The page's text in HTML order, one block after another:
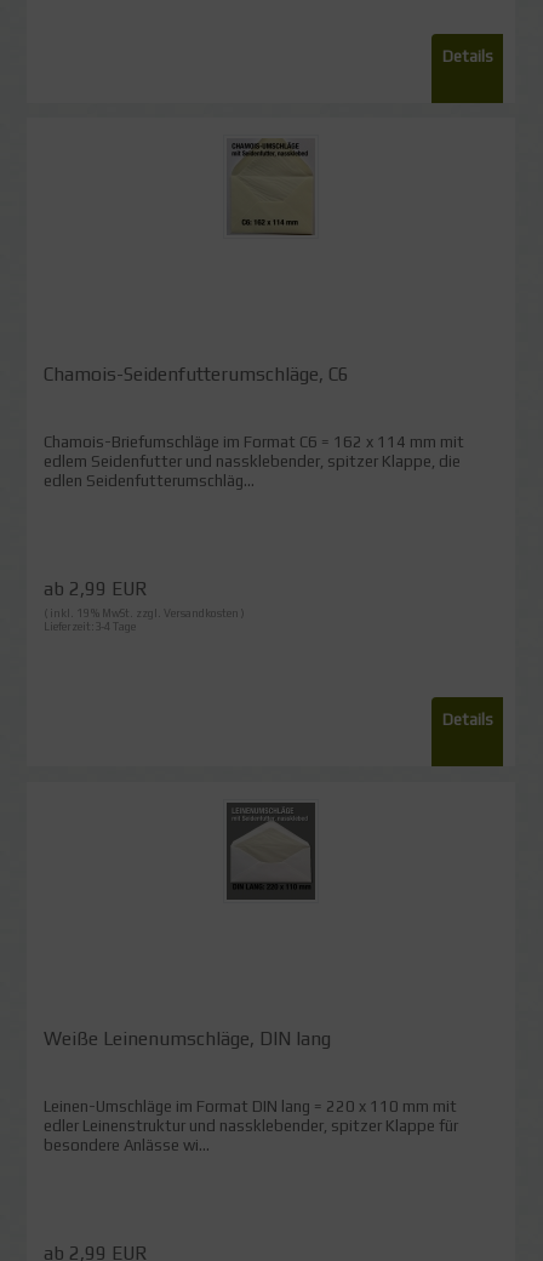
Details
Chamois-Seidenfutterumschläge, C6
Chamois-Briefumschläge im Format C6 = 162 x 114 mm mit
edlem Seidenfutter und nassklebender, spitzer Klappe, die
edlen Seidenfutterumschläg...
ab 2,99 EUR
( inkl. 19 % MwSt. zzgl. Versandkosten )
Lieferzeit:3-4 Tage
Details
Weiße Leinenumschläge, DIN lang
Leinen-Umschläge im Format DIN lang = 220 x 110 mm mit
edler Leinenstruktur und nassklebender, spitzer Klappe für
besondere Anlässe wi...
ab 2,99 EUR